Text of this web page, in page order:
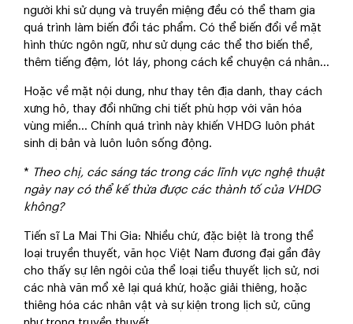
người khi sử dụng và truyền miệng đều có thể tham gia
quá trình làm biến đổi tác phẩm. Có thể biến đổi về mặt
hình thức ngôn ngữ, như sử dụng các thể thơ biến thể,
thêm tiếng đệm, lót láy, phong cách kể chuyện cá nhân…
Hoặc về mặt nội dung, như thay tên địa danh, thay cách
xưng hô, thay đổi những chi tiết phù hợp với văn hóa
vùng miền… Chính quá trình này khiến VHDG luôn phát
sinh dị bản và luôn luôn sống động.
* Theo chị, các sáng tác trong các lĩnh vực nghệ thuật
ngày nay có thể kế thừa được các thành tố của VHDG
không?
Tiến sĩ La Mai Thi Gia: Nhiều chứ, đặc biệt là trong thể
loại truyền thuyết, văn học Việt Nam đương đại gần đây
cho thấy sự lên ngôi của thể loại tiểu thuyết lịch sử, nơi
các nhà văn mổ xẻ lại quá khứ, hoặc giải thiêng, hoặc
thiêng hóa các nhân vật và sự kiện trong lịch sử, cũng